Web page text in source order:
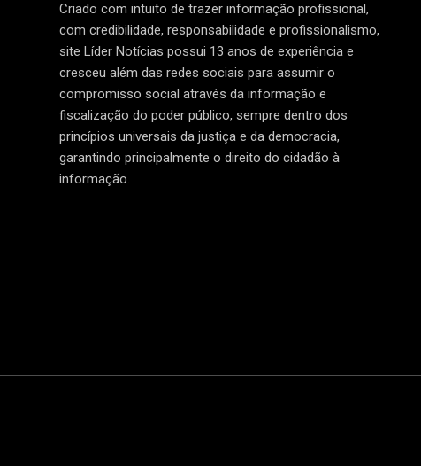
Criado com intuito de trazer informação profissional,
com credibilidade, responsabilidade e profissionalismo,
site Líder Notícias possui 13 anos de experiência e
cresceu além das redes sociais para assumir o
compromisso social através da informação e
fiscalização do poder público, sempre dentro dos
princípios universais da justiça e da democracia,
garantindo principalmente o direito do cidadão à
informação.